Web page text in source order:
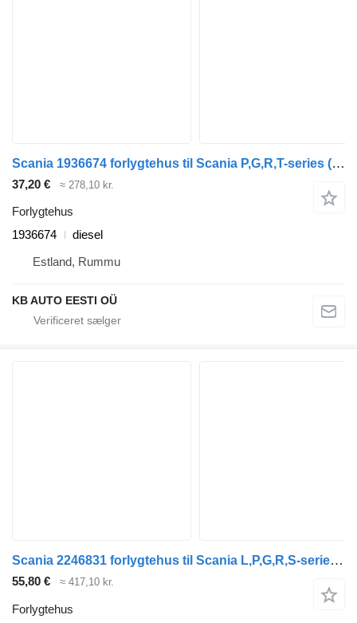
Scania 1936674 forlygtehus til Scania P,G,R,T-series (2004-2017) lastbil
37,20 € ≈ 278,10 kr.
Forlygtehus
1936674
diesel
Estland, Rummu
KB AUTO EESTI OÜ
Scania 2246831 forlygtehus til Scania L,P,G,R,S-series (2016-) lastbil
55,80 € ≈ 417,10 kr.
Forlygtehus